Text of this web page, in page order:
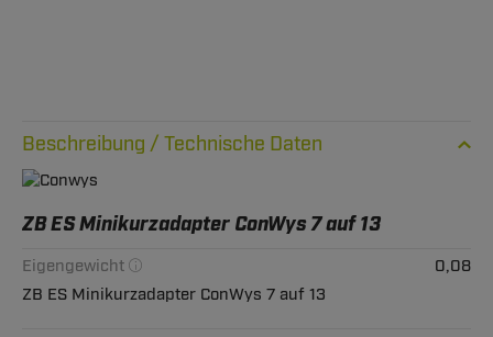
Technische Daten
ZB ES Minikurzadapter ConWys 7 auf 13
Eigengewicht
0,08
ZB ES Minikurzadapter ConWys 7 auf 13